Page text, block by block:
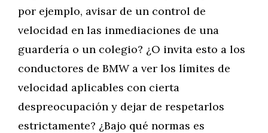
por ejemplo, avisar de un control de
velocidad en las inmediaciones de una
guardería o un colegio? ¿O invita esto a los
conductores de BMW a ver los límites de
velocidad aplicables con cierta
despreocupación y dejar de respetarlos
estrictamente? ¿Bajo qué normas es